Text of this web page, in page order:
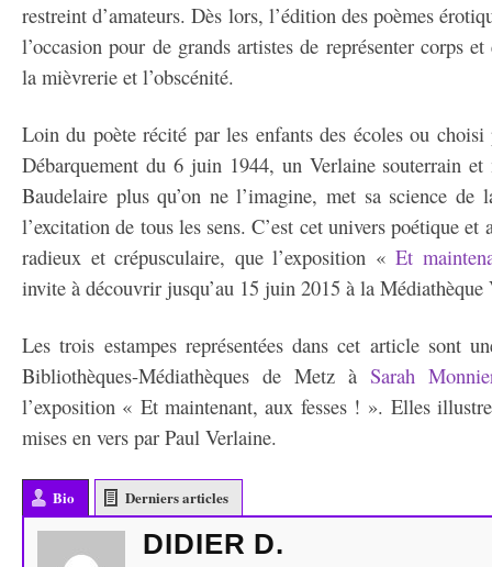
restreint d’amateurs. Dès lors, l’édition des poèmes
l’occasion pour de grands artistes de représenter corps
la mièvrerie et l’obscénité.
Loin du poète récité par les enfants des écoles ou
Débarquement du 6 juin 1944, un Verlaine souterrain
Baudelaire plus qu’on ne l’imagine, met sa science de
l’excitation de tous les sens. C’est cet univers poétique
radieux et crépusculaire, que l’exposition « Et
invite à découvrir jusqu’au 15 juin 2015 à la Médiathèque
Les trois estampes représentées dans cet article sont
Bibliothèques-Médiathèques de Metz à Sarah
l’exposition « Et maintenant, aux fesses ! ». Elles
mises en vers par Paul Verlaine.
Bio Derniers articles
DIDIER D.